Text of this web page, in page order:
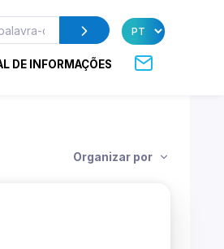
DE INFORMAÇÕES
Organizar por